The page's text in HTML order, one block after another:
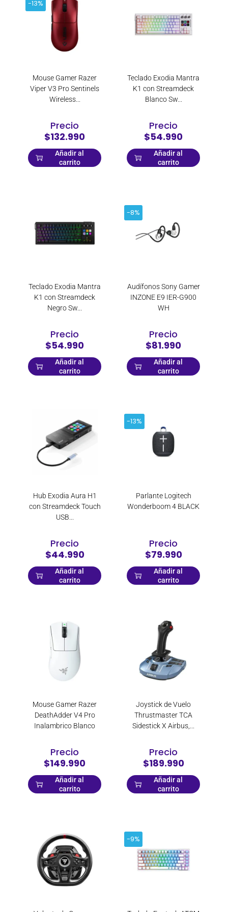
Thrustmaster
Vudu Love
-13%
Mouse Gamer Razer
Viper V3 Pro Sentinels
Wireless...
Precio
$132.990
Añadir al
carrito
Teclado Exodia Mantra
K1 con Streamdeck
Blanco Sw...
Precio
$54.990
Añadir al
carrito
Teclado Exodia Mantra
K1 con Streamdeck
Negro Sw...
Precio
$54.990
Añadir al
carrito
-8%
Audífonos Sony Gamer
INZONE E9 IER-G900
WH
Precio
$81.990
Añadir al
carrito
Hub Exodia Aura H1
con Streamdeck Touch
USB...
Precio
$44.990
Añadir al
carrito
-13%
Parlante Logitech
Wonderboom 4 BLACK
Precio
$79.990
Añadir al
carrito
Mouse Gamer Razer
DeathAdder V4 Pro
Inalambrico Blanco
Precio
$149.990
Añadir al
carrito
Joystick de Vuelo
Thrustmaster TCA
Sidestick X Airbus,...
Precio
$189.990
Añadir al
carrito
-9%